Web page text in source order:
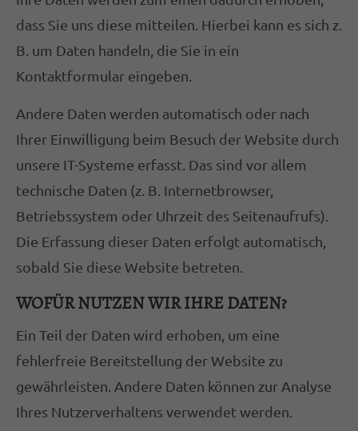
massa. Cum sociis natoque penatibus et
magnis dis parturient montes, nascetur
ridiculus mus. Donec quam felis, ultricies
nec.
dass Sie uns diese mitteilen. Hierbei kann es sich z.
B. um Daten handeln, die Sie in ein
Kontaktformular eingeben.
Andere Daten werden automatisch oder nach
Ihrer Einwilligung beim Besuch der Website durch
unsere IT-Systeme erfasst. Das sind vor allem
technische Daten (z. B. Internetbrowser,
Betriebssystem oder Uhrzeit des Seitenaufrufs).
Die Erfassung dieser Daten erfolgt automatisch,
sobald Sie diese Website betreten.
WOFÜR NUTZEN WIR IHRE DATEN?
Ein Teil der Daten wird erhoben, um eine
fehlerfreie Bereitstellung der Website zu
gewährleisten. Andere Daten können zur Analyse
Ihres Nutzerverhaltens verwendet werden.